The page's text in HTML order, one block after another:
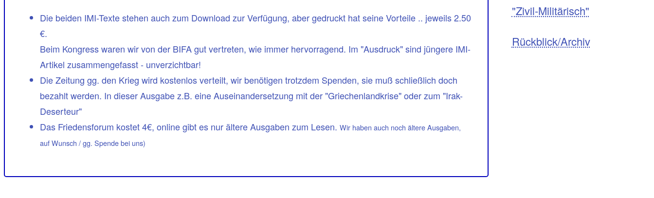
Die beiden IMI-Texte stehen auch zum Download zur Verfügung, aber gedruckt hat seine Vorteile .. jeweils 2.50
€.
Beim Kongress waren wir von der BIFA gut vertreten, wie immer hervorragend. Im "Ausdruck" sind jüngere IMI-
Artikel zusammengefasst - unverzichtbar!
Die Zeitung gg. den Krieg wird kostenlos verteilt, wir benötigen trotzdem Spenden, sie muß schließlich doch
bezahlt werden. In dieser Ausgabe z.B. eine Auseinandersetzung mit der "Griechenlandkrise" oder zum "Irak-
Deserteur"
Das Friedensforum kostet 4€, online gibt es nur ältere Ausgaben zum Lesen. Wir haben auch noch ältere Ausgaben,
auf Wunsch / gg. Spende bei uns)
"Zivil-Militärisch"
Rückblick/Archiv